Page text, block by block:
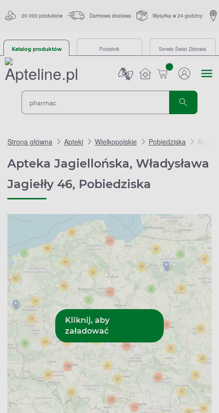
20 000 produktów Darmowa dostawa Wysyłka w 24 godziny
Katalog produktów Poradnik Serwis Świat Zdrowia
sztuk
Strona główna Apteki Wielkopolskie Pobiedziska
Apteka Jagiellońska, Władysława
Jagiełły 46, Pobiedziska